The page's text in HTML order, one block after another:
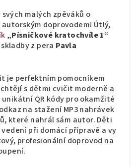
malých zpěváků o
doprovodem! Útlý,
„Písničkové kratochvíle 1“
z pera Pavla
je perfektním pomocníkem
s dětmi cvičit moderně a
QR kódy pro okamžité
na stažení MP3 nahrávek
které nahrál sám autor. Děti
při domácí přípravě a vy
profesionální doprovod na